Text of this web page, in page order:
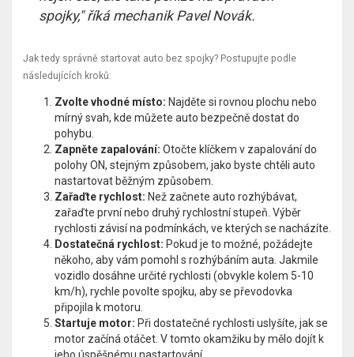
spojky," říká mechanik Pavel Novák.
Jak tedy správně startovat auto bez spojky? Postupujte podle
následujících kroků:
Zvolte vhodné místo: Najděte si rovnou plochu nebo
mírný svah, kde můžete auto bezpečně dostat do
pohybu.
Zapněte zapalování: Otočte klíčkem v zapalování do
polohy ON, stejným způsobem, jako byste chtěli auto
nastartovat běžným způsobem.
Zařaďte rychlost: Než začnete auto rozhýbávat,
zařaďte první nebo druhý rychlostní stupeň. Výběr
rychlosti závisí na podmínkách, ve kterých se nacházíte.
Dostatečná rychlost: Pokud je to možné, požádejte
někoho, aby vám pomohl s rozhýbáním auta. Jakmile
vozidlo dosáhne určité rychlosti (obvykle kolem 5-10
km/h), rychle povolte spojku, aby se převodovka
připojila k motoru.
Startuje motor: Při dostatečné rychlosti uslyšíte, jak se
motor začíná otáčet. V tomto okamžiku by mělo dojít k